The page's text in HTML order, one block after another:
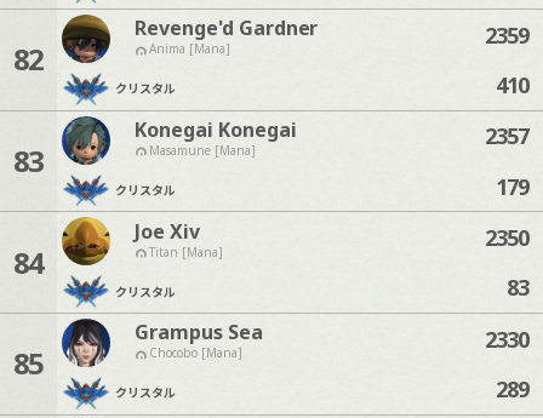
82
Revenge'd Gardner
Anima [Mana]
クリスタル
2359
410
83
Konegai Konegai
Masamune [Mana]
クリスタル
2357
179
84
Joe Xiv
Titan [Mana]
クリスタル
2350
83
85
Grampus Sea
Chocobo [Mana]
クリスタル
2330
289